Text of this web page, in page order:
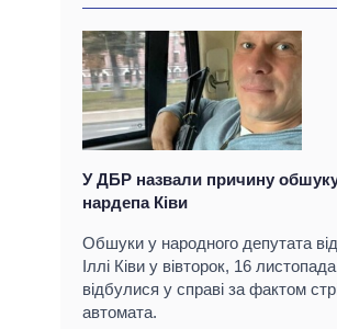
У ДБР назвали причину
нардепа Ківи
Обшуки у народного депутата
Іллі Ківи у вівторок, 16
відбулися у справі за фактом
автомата.